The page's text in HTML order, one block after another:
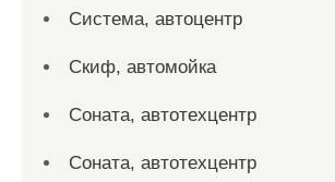
Система, автоцентр
Скиф, автомойка
Соната, автотехцентр
Соната, автотехцентр